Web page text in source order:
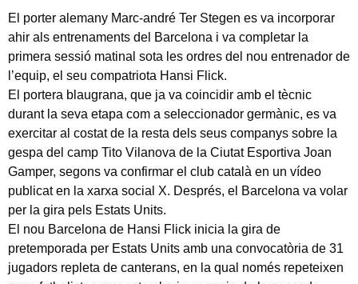
El porter alemany Marc-andré Ter Stegen es va incorporar
ahir als entrenaments del Barcelona i va completar la
primera sessió matinal sota les ordres del nou entrenador de
l’equip, el seu compatriota Hansi Flick.
El portera blaugrana, que ja va coincidir amb el tècnic
durant la seva etapa com a seleccionador germànic, es va
exercitar al costat de la resta dels seus companys sobre la
gespa del camp Tito Vilanova de la Ciutat Esportiva Joan
Gamper, segons va confirmar el club català en un vídeo
publicat en la xarxa social X. Després, el Barcelona va volar
per la gira pels Estats Units.
El nou Barcelona de Hansi Flick inicia la gira de
pretemporada per Estats Units amb una convocatòria de 31
jugadors repleta de canterans, en la qual només repeteixen